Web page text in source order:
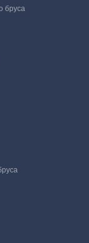
бруса